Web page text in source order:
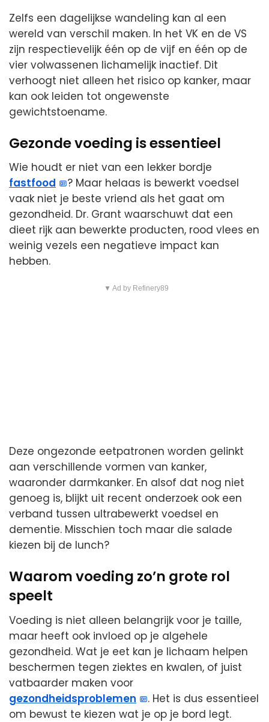
Zelfs een dagelijkse wandeling kan al een
wereld van verschil maken. In het VK en de VS
zijn respectievelijk één op de vijf en één op de
vier volwassenen lichamelijk inactief. Dit
verhoogt niet alleen het risico op kanker, maar
kan ook leiden tot ongewenste
gewichtstoename.
Gezonde voeding is essentieel
Wie houdt er niet van een lekker bordje
fastfood
? Maar helaas is bewerkt voedsel
vaak niet je beste vriend als het gaat om
gezondheid. Dr. Grant waarschuwt dat een
dieet rijk aan bewerkte producten, rood vlees en
weinig vezels een negatieve impact kan
hebben.
▼ Ad by Refinery89
Deze ongezonde eetpatronen worden gelinkt
aan verschillende vormen van kanker,
waaronder darmkanker. En alsof dat nog niet
genoeg is, blijkt uit recent onderzoek ook een
verband tussen ultrabewerkt voedsel en
dementie. Misschien toch maar die salade
kiezen bij de lunch?
Waarom voeding zo’n grote rol
speelt
Voeding is niet alleen belangrijk voor je taille,
maar heeft ook invloed op je algehele
gezondheid. Wat je eet kan je lichaam helpen
beschermen tegen ziektes en kwalen, of juist
vatbaarder maken voor
gezondheidsproblemen
. Het is dus essentieel
om bewust te kiezen wat je op je bord legt.